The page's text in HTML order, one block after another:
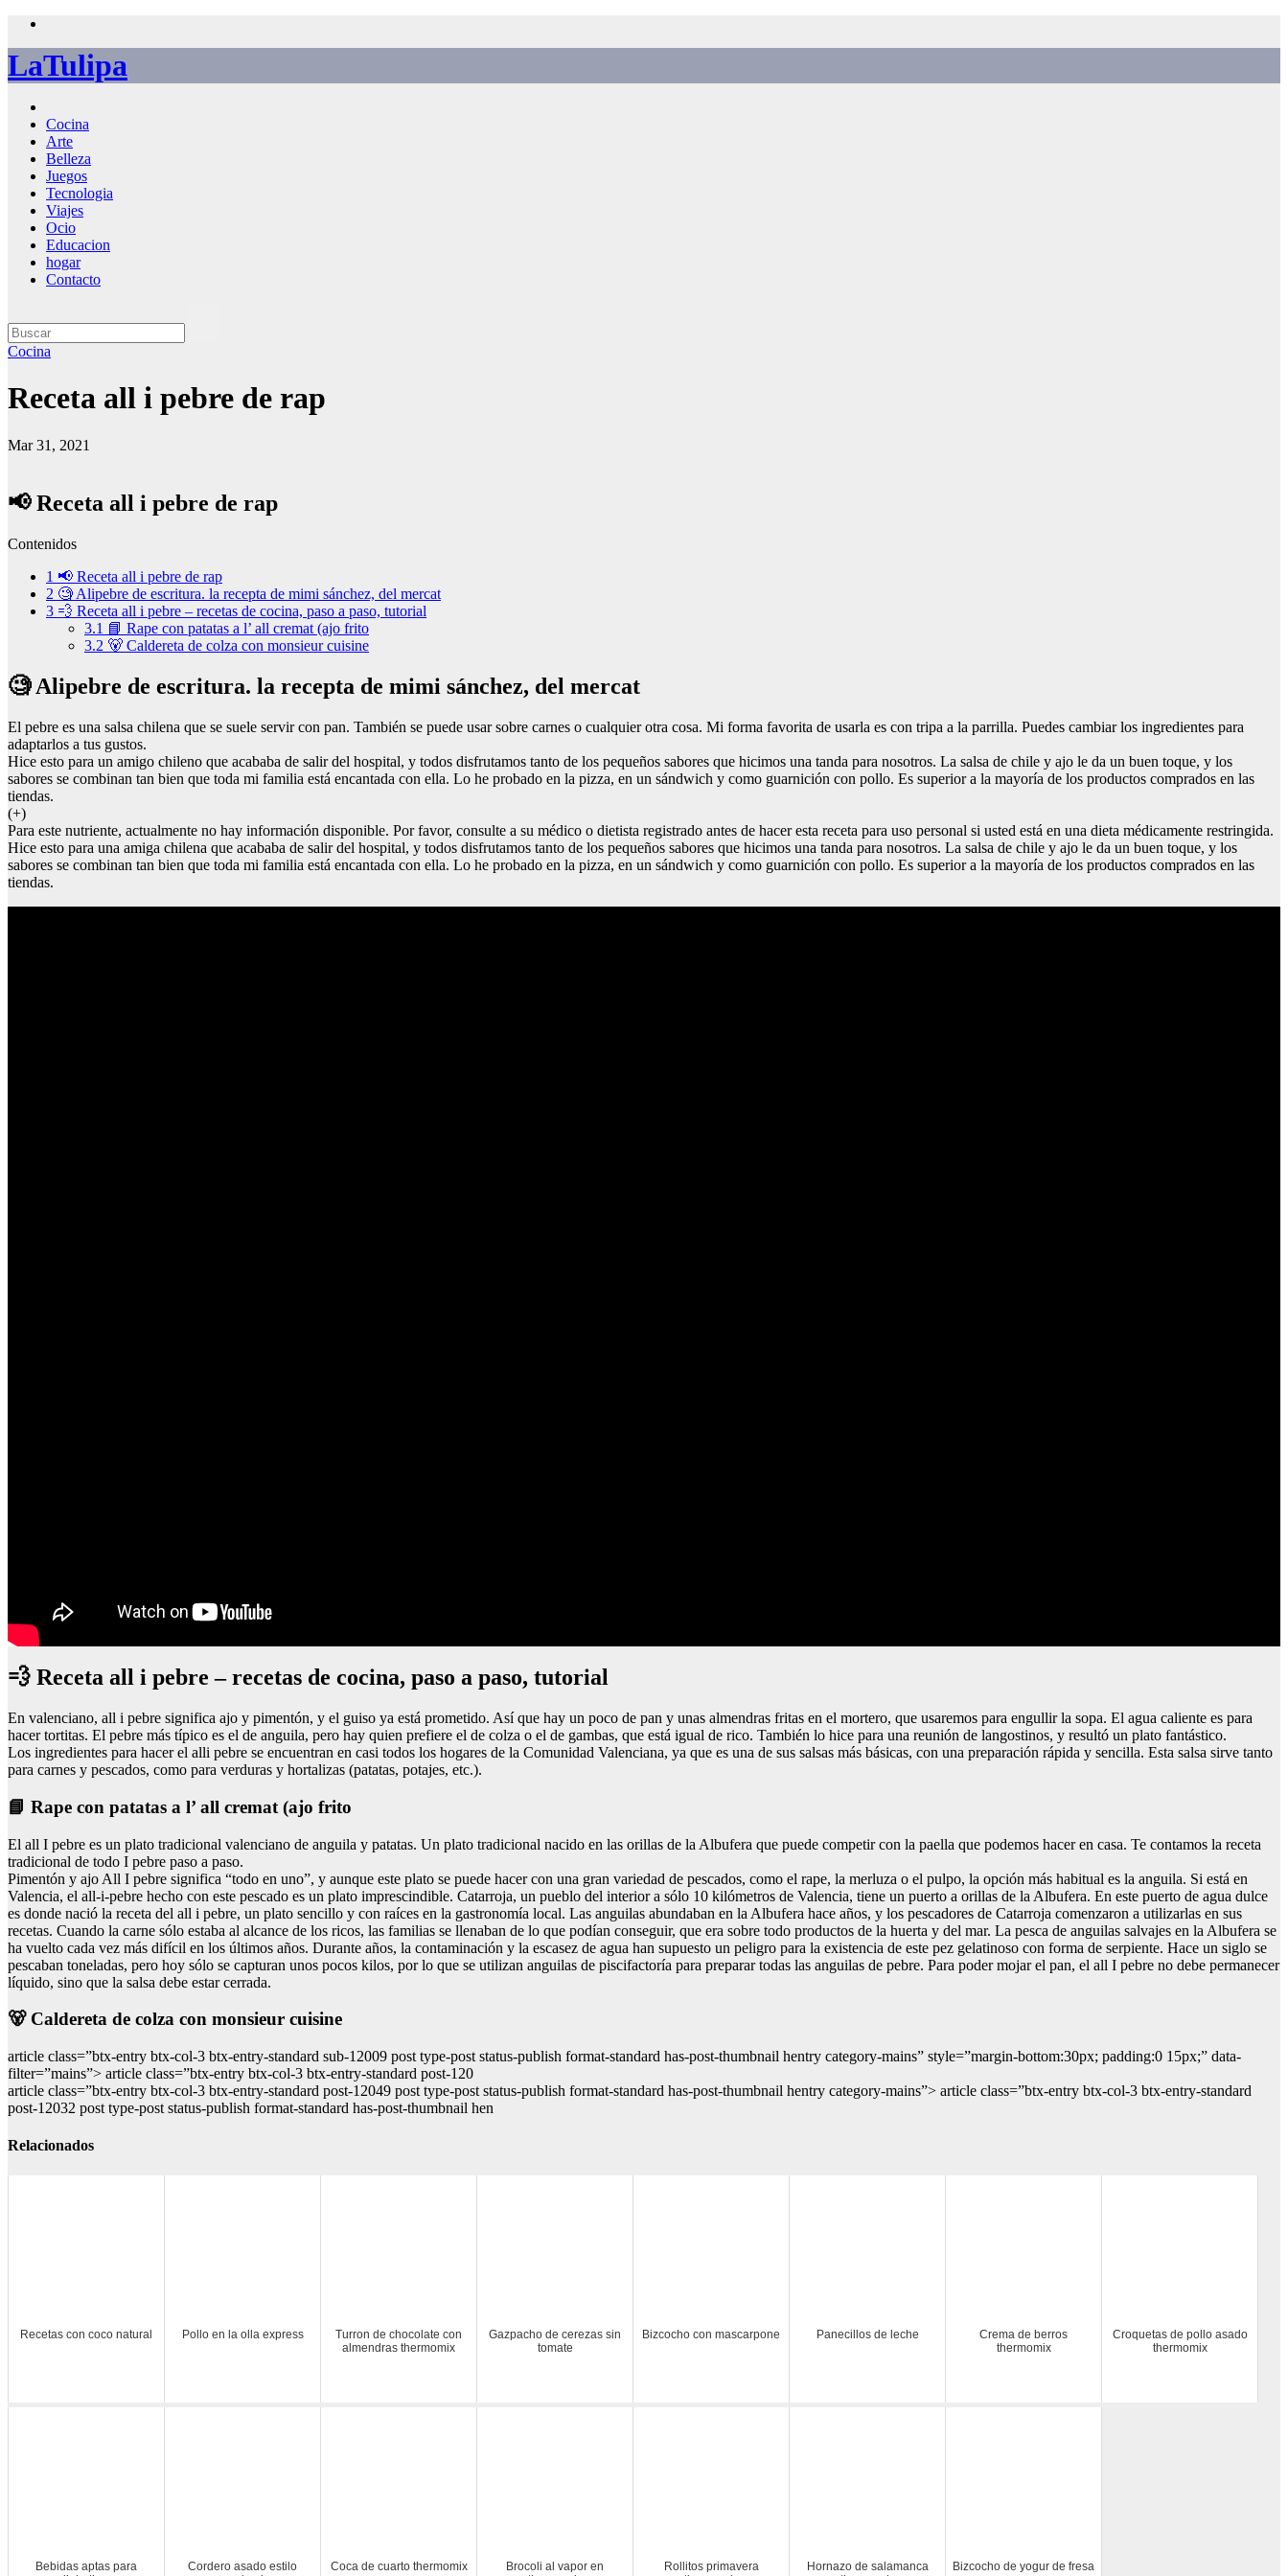
Saltar
contenido
LaTulipa
Cocina
Arte
Belleza
Juegos
Tecnologia
Viajes
Ocio
Educacion
hogar
Contacto
Cocina
Receta all i pebre de rap
Mar 31, 2021
📢 Receta all i pebre de rap
Contenidos
1 📢 Receta all i pebre de rap
2 🧐 Alipebre de escritura. la recepta de mimi sánchez, del mercat
3 💨 Receta all i pebre – recetas de cocina, paso a paso, tutorial
3.1 📘 Rape con patatas a l’ all cremat (ajo frito
3.2 🐻 Caldereta de colza con monsieur cuisine
🧐 Alipebre de escritura. la recepta de mimi sánchez, del mercat
El pebre es una salsa chilena que se suele servir con pan. También se puede usar sobre carnes o cualquier otra cosa. Mi forma favorita de usarla es con tripa a la parrilla. Puedes cambiar los ingredientes para
adaptarlos a tus gustos.
Hice esto para un amigo chileno que acababa de salir del hospital, y todos disfrutamos tanto de los pequeños sabores que hicimos una tanda para nosotros. La salsa de chile y ajo le da un buen toque, y los
sabores se combinan tan bien que toda mi familia está encantada con ella. Lo he probado en la pizza, en un sándwich y como guarnición con pollo. Es superior a la mayoría de los productos comprados en las
tiendas.
(+)
Para este nutriente, actualmente no hay información disponible. Por favor, consulte a su médico o dietista registrado antes de hacer esta receta para uso personal si usted está en una dieta médicamente restringida.
Hice esto para una amiga chilena que acababa de salir del hospital, y todos disfrutamos tanto de los pequeños sabores que hicimos una tanda para nosotros. La salsa de chile y ajo le da un buen toque, y los
sabores se combinan tan bien que toda mi familia está encantada con ella. Lo he probado en la pizza, en un sándwich y como guarnición con pollo. Es superior a la mayoría de los productos comprados en las
tiendas.
💨 Receta all i pebre – recetas de cocina, paso a paso, tutorial
En valenciano, all i pebre significa ajo y pimentón, y el guiso ya está prometido. Así que hay un poco de pan y unas almendras fritas en el mortero, que usaremos para engullir la sopa. El agua caliente es para
hacer tortitas. El pebre más típico es el de anguila, pero hay quien prefiere el de colza o el de gambas, que está igual de rico. También lo hice para una reunión de langostinos, y resultó un plato fantástico.
Los ingredientes para hacer el alli pebre se encuentran en casi todos los hogares de la Comunidad Valenciana, ya que es una de sus salsas más básicas, con una preparación rápida y sencilla. Esta salsa sirve tanto
para carnes y pescados, como para verduras y hortalizas (patatas, potajes, etc.).
📘 Rape con patatas a l’ all cremat (ajo frito
El all I pebre es un plato tradicional valenciano de anguila y patatas. Un plato tradicional nacido en las orillas de la Albufera que puede competir con la paella que podemos hacer en casa. Te contamos la receta
tradicional de todo I pebre paso a paso.
Pimentón y ajo All I pebre significa “todo en uno”, y aunque este plato se puede hacer con una gran variedad de pescados, como el rape, la merluza o el pulpo, la opción más habitual es la anguila. Si está en
Valencia, el all-i-pebre hecho con este pescado es un plato imprescindible. Catarroja, un pueblo del interior a sólo 10 kilómetros de Valencia, tiene un puerto a orillas de la Albufera. En este puerto de agua dulce
es donde nació la receta del all i pebre, un plato sencillo y con raíces en la gastronomía local. Las anguilas abundaban en la Albufera hace años, y los pescadores de Catarroja comenzaron a utilizarlas en sus
recetas. Cuando la carne sólo estaba al alcance de los ricos, las familias se llenaban de lo que podían conseguir, que era sobre todo productos de la huerta y del mar. La pesca de anguilas salvajes en la Albufera se
ha vuelto cada vez más difícil en los últimos años. Durante años, la contaminación y la escasez de agua han supuesto un peligro para la existencia de este pez gelatinoso con forma de serpiente. Hace un siglo se
pescaban toneladas, pero hoy sólo se capturan unos pocos kilos, por lo que se utilizan anguilas de piscifactoría para preparar todas las anguilas de pebre. Para poder mojar el pan, el all I pebre no debe permanecer
líquido, sino que la salsa debe estar cerrada.
🐻 Caldereta de colza con monsieur cuisine
article class=”btx-entry btx-col-3 btx-entry-standard sub-12009 post type-post status-publish format-standard has-post-thumbnail hentry category-mains” style=”margin-bottom:30px; padding:0 15px;” data-
filter=”mains”> article class=”btx-entry btx-col-3 btx-entry-standard post-120
article class=”btx-entry btx-col-3 btx-entry-standard post-12049 post type-post status-publish format-standard has-post-thumbnail hentry category-mains”> article class=”btx-entry btx-col-3 btx-entry-standard
post-12032 post type-post status-publish format-standard has-post-thumbnail hen
Relacionados
Recetas con coco natural Pollo en la olla express
Turron de chocolate con
almendras thermomix
Gazpacho de cerezas sin
tomate
Bizcocho con mascarpone Panecillos de leche
Crema de berros
thermomix
Croquetas de pollo asado
thermomix
Bebidas aptas para
Cordero asado estilo
Coca de cuarto thermomix
Brocoli al vapor en
Rollitos primavera
Hornazo de salamanca
Bizcocho de yogur de fresa